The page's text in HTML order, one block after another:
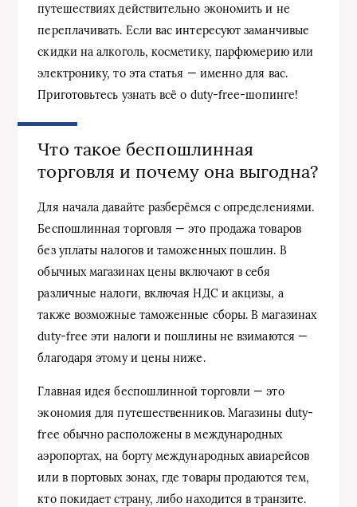
путешествиях действительно экономить и не
переплачивать. Если вас интересуют заманчивые
скидки на алкоголь, косметику, парфюмерию или
электронику, то эта статья — именно для вас.
Приготовьтесь узнать всё о duty-free-шопинге!
Что такое беспошлинная
торговля и почему она выгодна?
Для начала давайте разберёмся с определениями.
Беспошлинная торговля — это продажа товаров
без уплаты налогов и таможенных пошлин. В
обычных магазинах цены включают в себя
различные налоги, включая НДС и акцизы, а
также возможные таможенные сборы. В магазинах
duty-free эти налоги и пошлины не взимаются —
благодаря этому и цены ниже.
Главная идея беспошлинной торговли — это
экономия для путешественников. Магазины duty-
free обычно расположены в международных
аэропортах, на борту международных авиарейсов
или в портовых зонах, где товары продаются тем,
кто покидает страну, либо находится в транзите.